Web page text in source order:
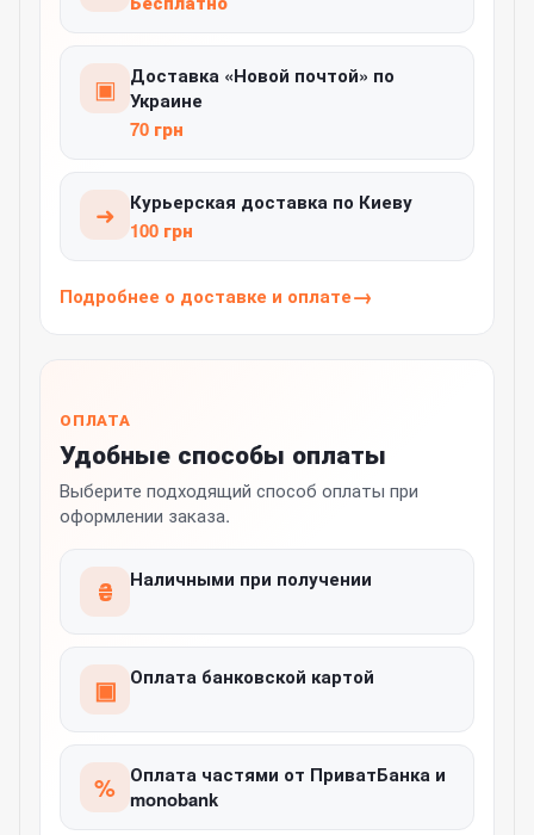
▣
Доставка «Новой почтой» по
Украине
70 грн
➜
Курьерская доставка по Киеву
100 грн
Подробнее о доставке и оплате
ОПЛАТА
Удобные способы оплаты
Выберите подходящий способ оплаты при
оформлении заказа.
₴ Наличными при получении
▣ Оплата банковской картой
% Оплата частями от ПриватБанка и
monobank